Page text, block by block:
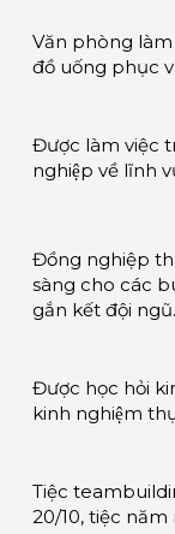
Văn phòng làm
đồ uống phục
Được làm việc
nghiệp về lĩnh
Đồng nghiệp
sàng cho các
gắn kết đội ngũ.
Được học hỏi
kinh nghiệm
Tiệc
20/10, tiệc năm